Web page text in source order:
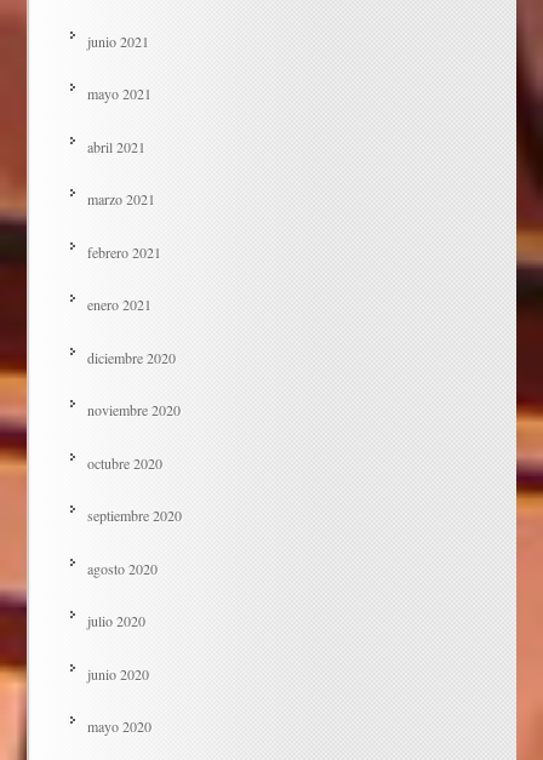
junio 2021
mayo 2021
abril 2021
marzo 2021
febrero 2021
enero 2021
diciembre 2020
noviembre 2020
octubre 2020
septiembre 2020
agosto 2020
julio 2020
junio 2020
mayo 2020